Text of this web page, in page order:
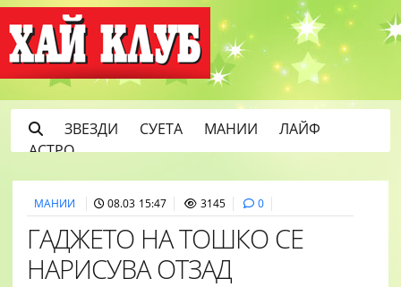
ЗВЕЗДИ СУЕТА МАНИИ
ЛАЙФ
АСТРО
МАНИИ 08.03 15:47 3145 0
ГАДЖЕТО НА ТОШКО СЕ
НАРИСУВА ОТЗАД